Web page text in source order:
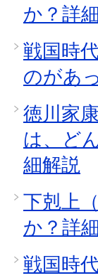
か？詳
戦国時
のがあ
徳川家
は、ど
細解説
下剋上
か？詳
戦国時